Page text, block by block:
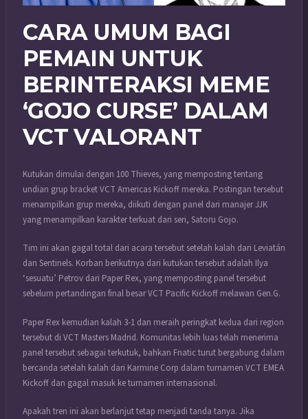
CARA UMUM BAGI
PEMAIN UNTUK
BERINTERAKSI MEME
‘GOJO CURSE’ DALAM
VCT VALORANT
Kutukan dimulai dengan 100 Thieves, yang memposting tentang
undian grup bracket VCT Americas Kickoff mereka. Postingan tersebut
menampilkan grup mereka, diikuti dengan panel dari manajer JJK
yang menampilkan karakter terkuat dari seri, Satoru Gojo.
Tim ini akan gagal total dari acara tersebut setelah kalah dari Leviatán
dan Sentinels. Korban berikutnya dari kutukan tersebut adalah Ilya
‘sesuatu’ Petrov dari Paper Rex, yang memposting panel tersebut
sebelum pertandingan final besar VCT Pacific Kickoff melawan Gen.G.
Paper Rex kemudian kalah 3-1 dan meraih peringkat kedua dari region
tersebut di VCT Masters Madrid. Komunitas lebih luas telah menerima
panel tersebut sebagai terkutuk, bahkan Fnatic turut bergabung dalam
bercanda setelah kalah dari Karmine Corp dalam turnamen VCT EMEA
Kickoff dan gagal masuk ke turnamen internasional.
Apakah tren ini akan berlanjut tetap menjadi tanda tanya. Jika